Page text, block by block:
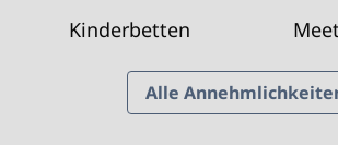
Kinderbetten
Alle